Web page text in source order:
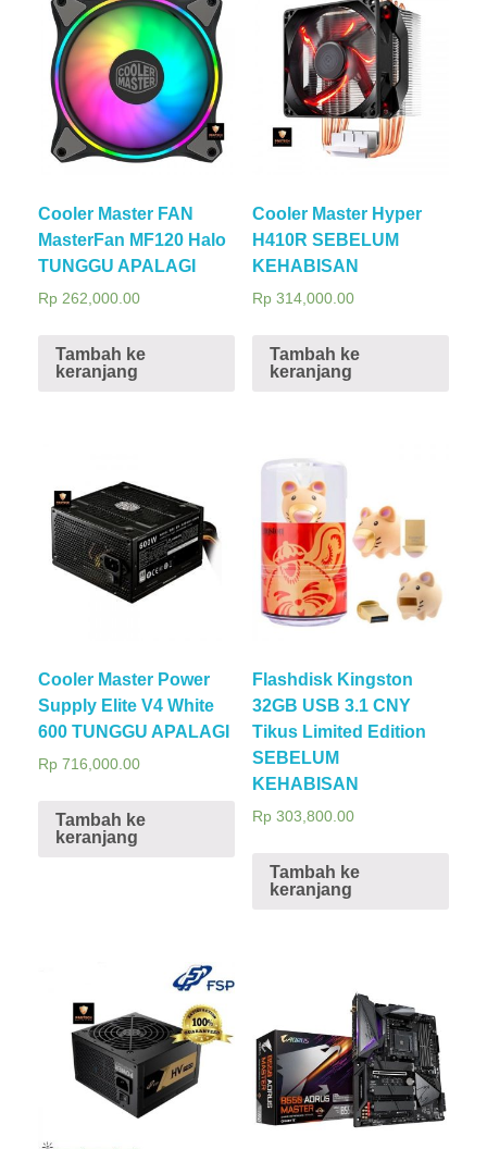
Cooler Master FAN
MasterFan MF120 Halo
TUNGGU APALAGI
Rp 262,000.00
Tambah ke
keranjang
Cooler Master Hyper
H410R SEBELUM
KEHABISAN
Rp314,000.00
Tambah ke
keranjang
Cooler Master Power
Supply Elite V4 White
600 TUNGGU APALAGI
Rp 716,000.00
Tambah ke
keranjang
Flashdisk Kingston
32GB USB 3.1 CNY
Tikus Limited Edition
SEBELUM
KEHABISAN
Rp303,800.00
Tambah ke
keranjang